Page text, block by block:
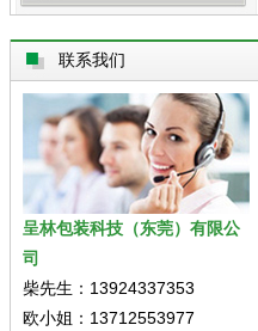
联系我们
呈林包装科技（东莞）有限公
司
柴先生：13924337353
欧小姐：13712553977